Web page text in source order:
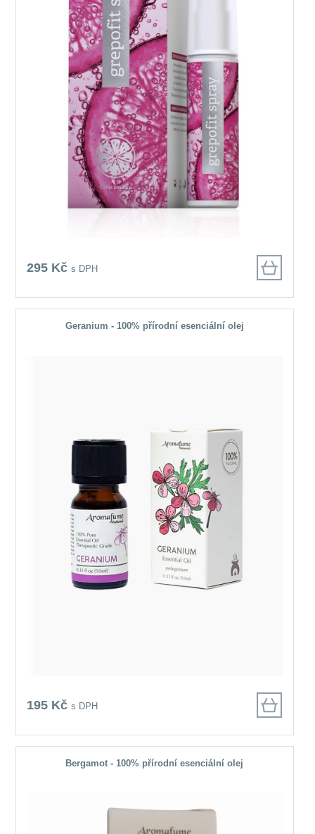
295 Kčs DPH
Geranium - 100% přírodní esenciální olej
195 Kčs DPH
Bergamot - 100% přírodní esenciální olej